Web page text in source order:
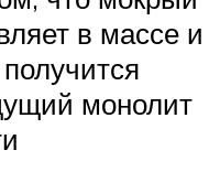
в массе и
монолит